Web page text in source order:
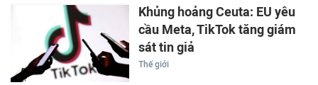
Khủng hoảng Ceuta: EU yêu
cầu Meta, TikTok tăng giám
sát tin giả
Thế giới